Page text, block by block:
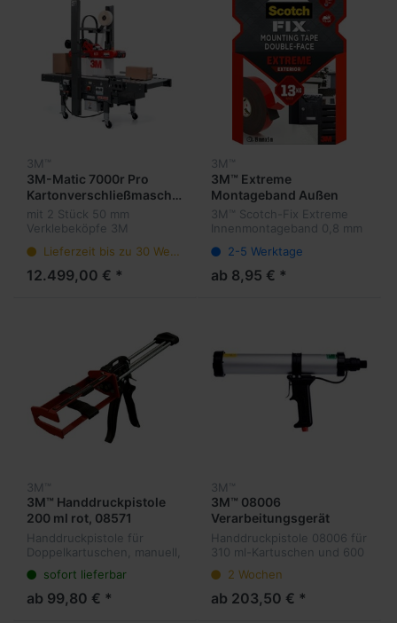
3M™
3M-Matic 7000r Pro
Kartonverschließmaschine
220 Volt
mit 2 Stück 50 mm
Verklebeköpfe 3M
Lieferzeit bis zu 30 Werktage
12.499,00 € *
3M™
3M™ Extreme
Montageband Außen
extra stark / grau
3M™ Scotch-Fix Extreme
Innenmontageband 0,8 mm
klebend. Kurzrollen
2-5 Werktage
ab 8,95 € *
3M™
3M™ Handdruckpistole
200 ml rot, 08571
Handdruckpistole für
Doppelkartuschen, manuell,
Komponenten-Katuschen
der DP-Klebstoffserie, z.B.
DP-110, DP125, DP 190 usw.
sofort lieferbar
ab 99,80 € *
3M™
3M™ 08006
Verarbeitungsgerät
pneumatisch
Handdruckpistole 08006 für
310 ml-Kartuschen und 600
2 Wochen
ab 203,50 € *